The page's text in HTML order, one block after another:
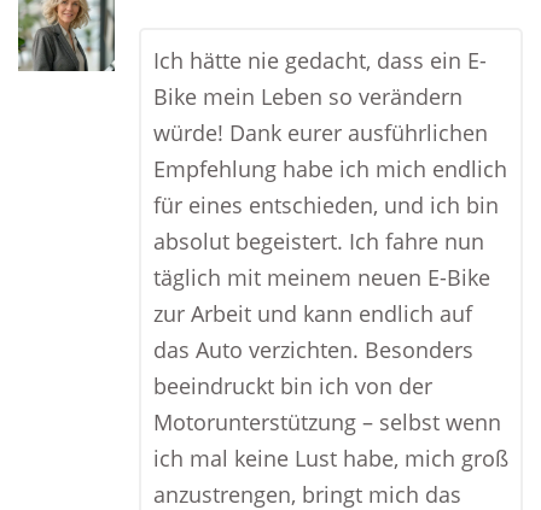
Ich hätte nie gedacht, dass ein E-
Bike mein Leben so verändern
würde! Dank eurer ausführlichen
Empfehlung habe ich mich endlich
für eines entschieden, und ich bin
absolut begeistert. Ich fahre nun
täglich mit meinem neuen E-Bike
zur Arbeit und kann endlich auf
das Auto verzichten. Besonders
beeindruckt bin ich von der
Motorunterstützung – selbst wenn
ich mal keine Lust habe, mich groß
anzustrengen, bringt mich das